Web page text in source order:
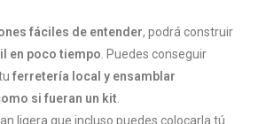
fáciles de entender, podrá construir
en poco tiempo . Puedes conseguir
ferretería local y ensamblar
si fueran un kit
ligera que incluso puedes colocarla tú